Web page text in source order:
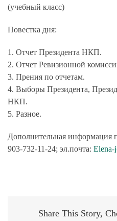
(учебный класс)
Повестка дня:
1. Отчет Президента НКП.
2. Отчет Ревизионной
3. Прения по отчетам.
4. Выборы Президента,
НКП.
5. Разное.
Дополнительная информация
903-732-11-24; эл.почта: Elena-
Share This Story,